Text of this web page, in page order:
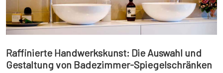
Raffinierte Handwerkskunst: Die Auswahl und
Gestaltung von Badezimmer-Spiegelschränken